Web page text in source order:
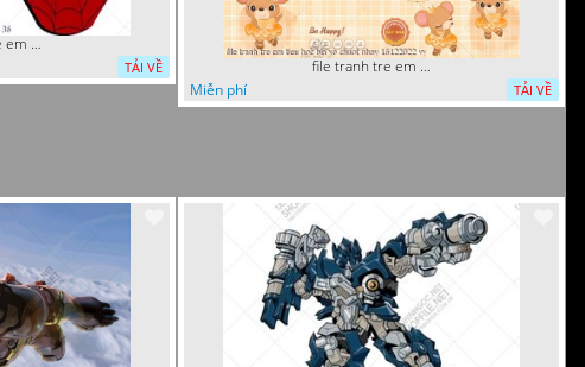
file tranh tre em tieu hoc man non nguoi nhen 36
TẢI VỀ
file tranh tre em tieu hoc bia vo chuot nhay 16122022 vy
Miễn phí
TẢI VỀ